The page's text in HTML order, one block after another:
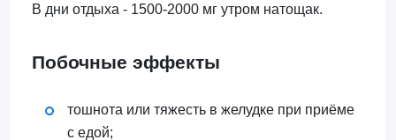
В дни отдыха - 1500-2000 мг утром натощак.
Побочные эффекты
тошнота или тяжесть в желудке при приёме
с едой;